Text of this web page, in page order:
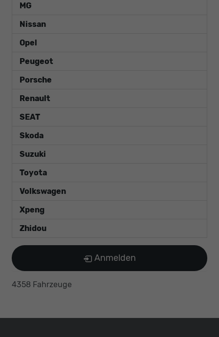
MG
Nissan
Opel
Peugeot
Porsche
Renault
SEAT
Skoda
Suzuki
Toyota
Volkswagen
Xpeng
Zhidou
Anmelden
4358 Fahrzeuge